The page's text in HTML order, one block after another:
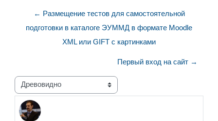
← Размещение тестов для самостоятельной
подготовки в каталоге ЭУММД в формате Moodle
XML или GIFT с картинками
Первый вход на сайт →
Режим отображения